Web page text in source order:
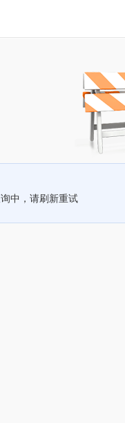
中，请刷新重试